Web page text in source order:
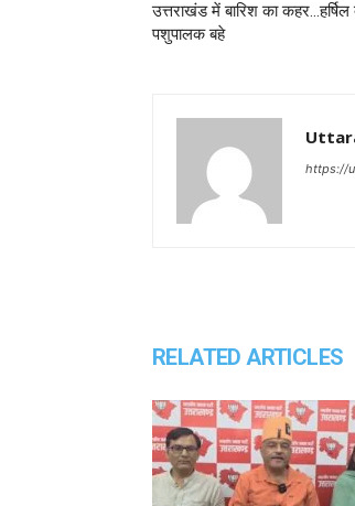
उत्तराखंड में बारिश का
पशुपालक बहे
https://
RELATED ARTICLES